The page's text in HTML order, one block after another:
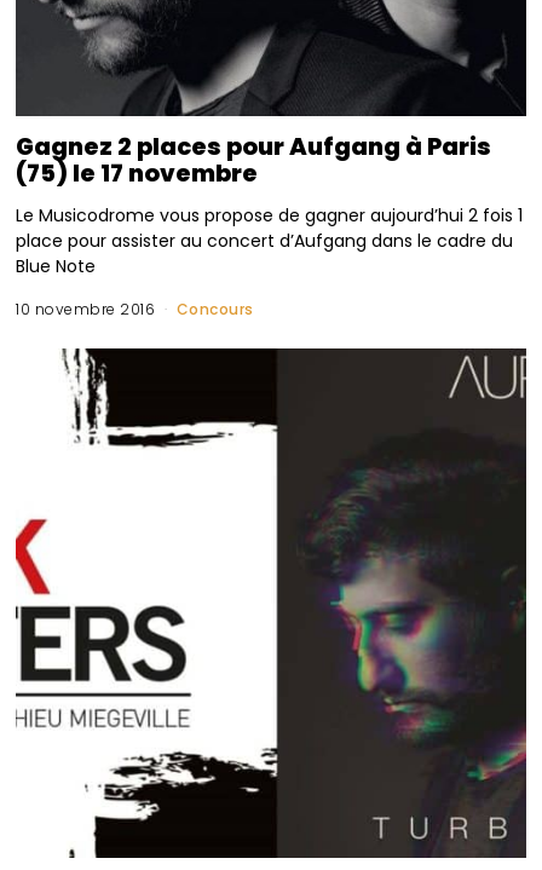
Gagnez 2 places pour Aufgang à Paris
(75) le 17 novembre
Le Musicodrome vous propose de gagner aujourd’hui 2 fois 1
place pour assister au concert d’Aufgang dans le cadre du
Blue Note
10 novembre 2016 Concours